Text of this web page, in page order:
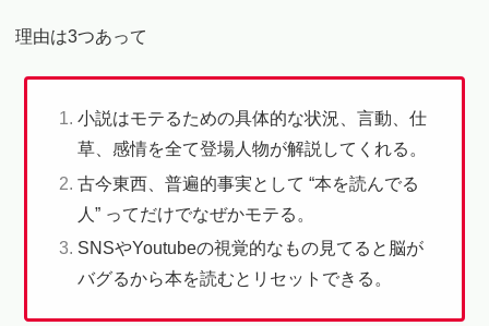
理由は3つあって
小説はモテるための具体的な状況、言動、仕
草、感情を全て登場人物が解説してくれる。
古今東西、普遍的事実として “本を読んでる
人” ってだけでなぜかモテる。
SNSやYoutubeの視覚的なもの見てると脳が
バグるから本を読むとリセットできる。